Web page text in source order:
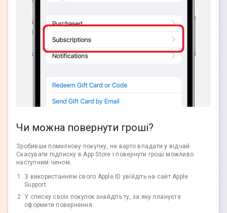
Чи можна повернути гроші?
Зробивши помилкову покупку, не варто впадати у відчай.
Скасувати підписку в App Store і повернути гроші можливо
наступним чином:
З використанням свого Apple ID увійдіть на сайт Apple
Support.
У списку своїх покупок знайдіть ту, за яку плануєте
оформити повернення.